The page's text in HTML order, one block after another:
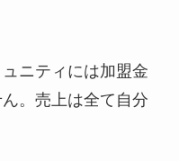
ニティには加盟金
。売上は全て自分